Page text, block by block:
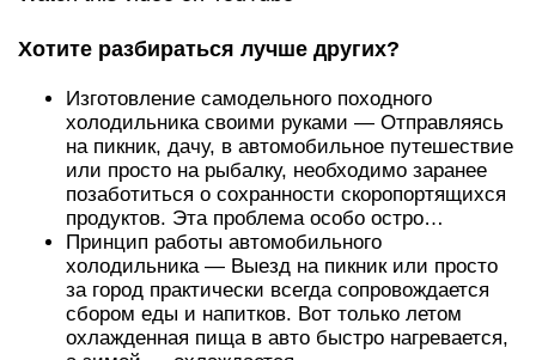
Хотите разбираться лучше других?
Изготовление самодельного походного
холодильника своими руками — Отправляясь
на пикник, дачу, в автомобильное путешествие
или просто на рыбалку, необходимо заранее
позаботиться о сохранности скоропортящихся
продуктов. Эта проблема особо остро…
Принцип работы автомобильного
холодильника — Выезд на пикник или просто
за город практически всегда сопровождается
сбором еды и напитков. Вот только летом
охлажденная пища в авто быстро нагревается,